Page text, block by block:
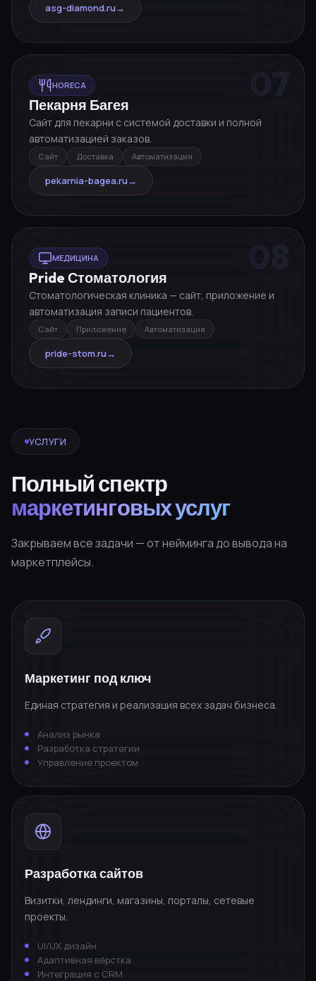
asg-diamond.ru→
HORECA
Пекарня Багея
Сайт для пекарни с системой доставки и полной
автоматизацией заказов.
Сайт Доставка Автоматизация
pekarnia-bagea.ru→
МЕДИЦИНА
Pride Стоматология
Стоматологическая клиника — сайт, приложение и
автоматизация записи пациентов.
Сайт Приложение Автоматизация
pride-stom.ru→
УСЛУГИ
Полный спектр
маркетинговых услуг
Закрываем все задачи — от нейминга до вывода на
маркетплейсы.
Маркетинг под ключ
Единая стратегия и реализация всех задач бизнеса.
Анализ рынка
Разработка стратегии
Управление проектом
Разработка сайтов
Визитки, лендинги, магазины, порталы, сетевые
проекты.
UI/UX дизайн
Адаптивная вёрстка
Интеграция с CRM